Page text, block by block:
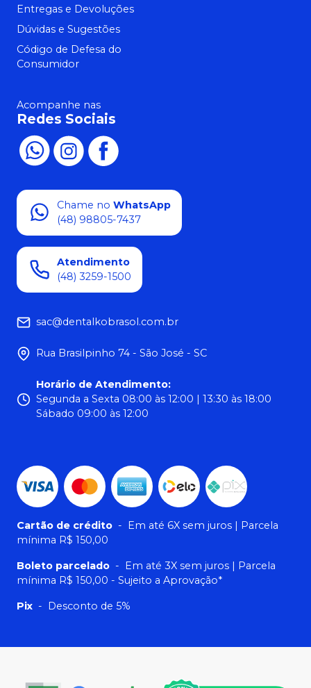
Entregas e Devoluções
Dúvidas e Sugestões
Código de Defesa do
Consumidor
Acompanhe nas
Redes Sociais
Chame no WhatsApp
(48) 98805-7437
Atendimento
(48) 3259-1500
sac@dentalkobrasol.com.br
Rua Brasilpinho 74 - São José - SC
Horário de Atendimento:
Segunda a Sexta 08:00 às 12:00 | 13:30 às 18:00
Sábado 09:00 às 12:00
Cartão de crédito - Em até 6X sem juros | Parcela
mínima R$ 150,00
Boleto parcelado - Em até 3X sem juros | Parcela
mínima R$ 150,00 - Sujeito a Aprovação*
Pix - Desconto de 5%